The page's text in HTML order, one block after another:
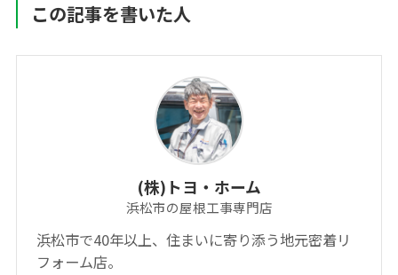
この記事を書いた人
(株)トヨ・ホーム
浜松市の屋根工事専門店
浜松市で40年以上、住まいに寄り添う地元密着リ
フォーム店。